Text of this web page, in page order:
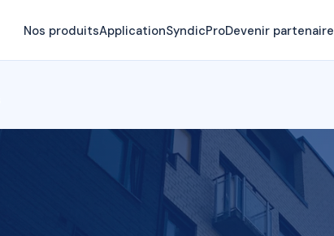
Nos produitsApplicationSyndicProDevenir partenaire